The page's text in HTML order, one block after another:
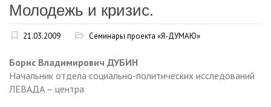
Молодежь и кризис.
21.03.2009 Семинары проекта «Я-ДУМАЮ»
Борис Владимирович ДУБИН
Начальник отдела социально-политических исследований
ЛЕВАДА – центра